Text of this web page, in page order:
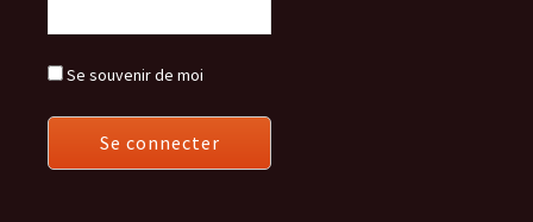
Se souvenir de moi